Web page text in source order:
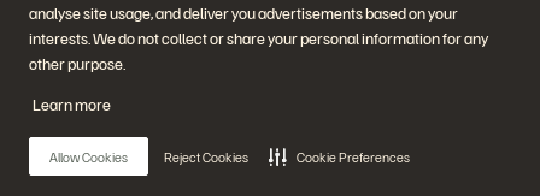
analyse site usage, and deliver you advertisements based on your
interests. We do not collect or share your personal information for any
other purpose.
Learn more
Allow Cookies Reject Cookies Cookie Preferences
문의하기
에버퓨어(Everpure) 공식 소셜미디어 팔로우하기
© 2026 Everpure, Inc. All rights reserved.
개인정보 보호 정책웹사이트 약관법적 정보트러스트 센터